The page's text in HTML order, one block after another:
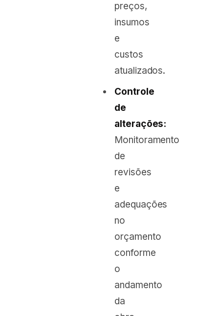
preços,
insumos
e
custos
atualizados.
Controle
de
alterações:
Monitoramento
de
revisões
e
adequações
no
orçamento
conforme
o
andamento
da